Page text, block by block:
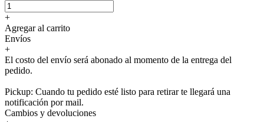
+
Agregar al carrito
Envíos
+
El costo del envío será abonado al momento de la entrega del
pedido.
Pickup: Cuando tu pedido esté listo para retirar te llegará una
notificación por mail.
Cambios y devoluciones